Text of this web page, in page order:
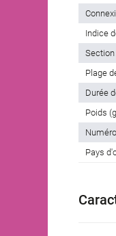
Indice
Plage
Durée
Poids
Pays